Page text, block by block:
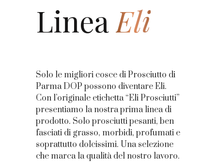
Linea Eli
Solo le migliori cosce di Prosciutto di
Parma DOP possono diventare Eli.
Con l’originale etichetta “Eli Prosciutti”
presentiamo la nostra prima linea di
prodotto. Solo prosciutti pesanti, ben
fasciati di grasso, morbidi, profumati e
soprattutto dolcissimi. Una selezione
che marca la qualità del nostro lavoro.